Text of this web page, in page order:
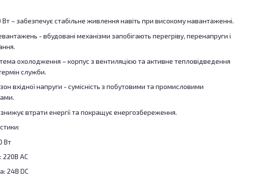
Вт – забезпечує стабільне живлення навіть при високому навантаженні.
- вбудовані механізми запобігають перегріву, перенапруги і
охолодження – корпус з вентиляцією та активне тепловідведення
служби.
вхідної напруги - сумісність з побутовими та промисловими
втрати енергії та покращує енергозбереження.
Вт
220В AC
24В DC